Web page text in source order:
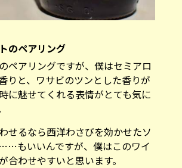
のペアリング
ペアリングですが、僕はセミアロ
りと、ワサビのツンとした香りが
に魅せてくれる表情がとても気に
せるなら西洋わさびを効かせたソ
もいいんですが、僕はこのワイ
合わせやすいと思います。